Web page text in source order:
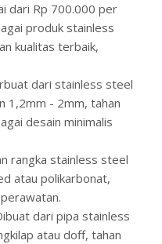
dari Rp 700.000 per
produk stainless
kualitas terbaik,
dari stainless steel
1,2mm - 2mm, tahan
desain minimalis
rangka stainless steel
atau polikarbonat,
dari pipa stainless
atau doff, tahan